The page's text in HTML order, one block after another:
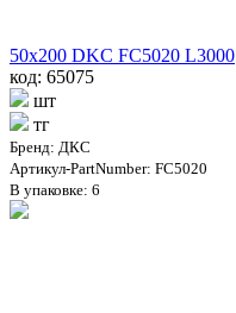
50х200 DKC FC5020 L3000
код: 65075
шт
тг
Бренд: ДКС
Артикул-PartNumber: FC5020
В упаковке: 6